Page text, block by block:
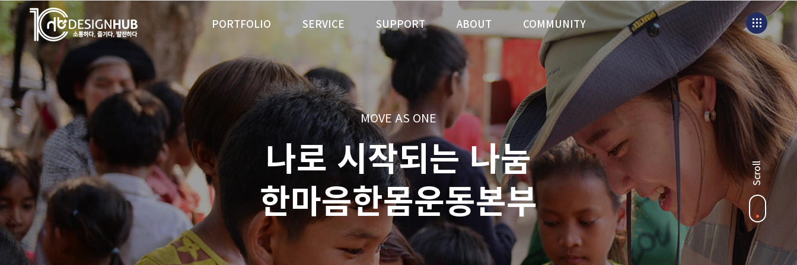
PORTFOLIO SERVICE SUPPORT ABOUT COMMUNITY
홈
페
이
지
작
·
핑
몰
축
·
반
응
MOVE AS ONE
나로 시작되는 나눔
한마음한몸운동본부